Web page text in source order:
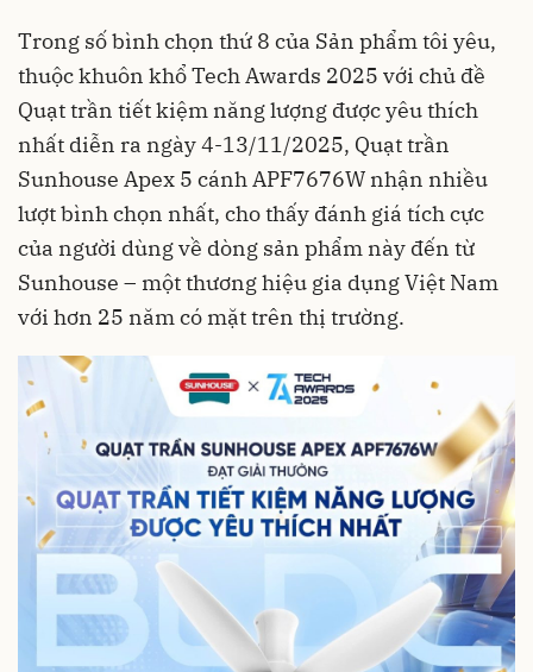
Trong số bình chọn thứ 8 của Sản phẩm tôi yêu,
thuộc khuôn khổ Tech Awards 2025 với chủ đề
Quạt trần tiết kiệm năng lượng được yêu thích
nhất diễn ra ngày 4-13/11/2025, Quạt trần
Sunhouse Apex 5 cánh APF7676W nhận nhiều
lượt bình chọn nhất, cho thấy đánh giá tích cực
của người dùng về dòng sản phẩm này đến từ
Sunhouse – một thương hiệu gia dụng Việt Nam
với hơn 25 năm có mặt trên thị trường.